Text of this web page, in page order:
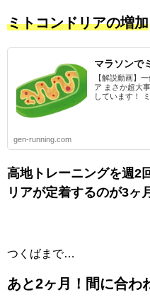
ミトコンドリアの増加
マラソンで
【解説動画】
ア まさか超大
しています！
gen-running.com
高地トレーニングを週2
リアが定着するのが3ヶ
つくばまで…
あと2ヶ月！間に合わ